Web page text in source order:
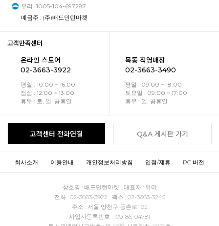
우리 1005-104-697287
예금주 : (주)배드민턴마켓
고객만족센터
온라인 스토어
02-3663-3922
평일 : 10:00 ~ 16:00
점심 : 12:00 ~ 13:00
휴무 : 토, 일, 공휴일
목동 직영매장
02-3663-3490
평일 : 09:00 ~ 18:00
토요일 : 09:00 ~ 17:00
휴무 : 일, 공휴일
고객센터 전화연결 Q&A 게시판 가기
회사소개 이용안내 개인정보처리방침 입점/제휴 PC 버전
상호명 : 배드민턴마켓 대표자 : 유미
전화 : 02-3663-3922 팩스 : 02-3663-3245
주소 : 서울 양천구 등촌로 192
사업자등록번호 : 109-86-04781